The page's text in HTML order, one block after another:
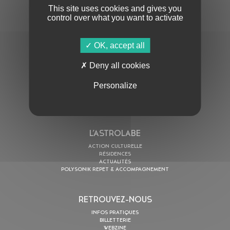
En cochant cette case, j’accepte laPolitique de confidentialité
AU PROGRAMME
L’ASTROLABE
ACTION CULTURELLE
RÉSIDENCES
ACTUALITÉS
POLYSONIK REPET & ACCOMPAGNEMENT
RETROUVEZ-NOUS
INFOS PRATIQUES
BILLETTERIE
WEBZINE
This site uses cookies and gives you
control over what you want to activate
OK, accept all
Deny all cookies
Personalize